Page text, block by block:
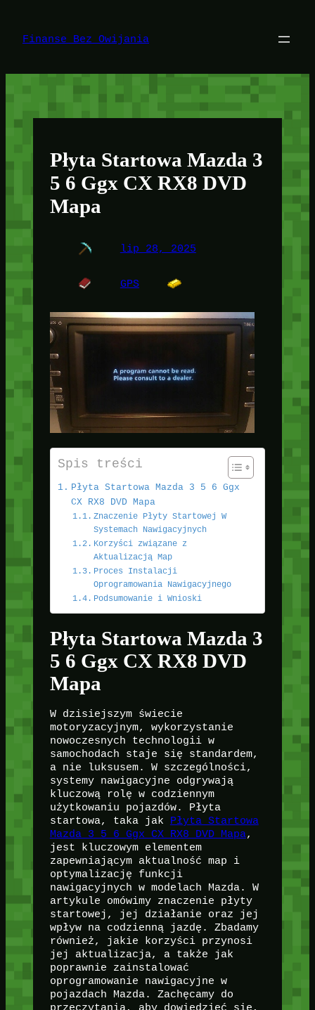
treści
Finanse Bez Owijania
Płyta Startowa Mazda 3
5 6 Ggx CX RX8 DVD
Mapa
lip 28, 2025
GPS
Spis treści
Płyta Startowa Mazda 3 5 6 Ggx
CX RX8 DVD Mapa
Znaczenie Płyty Startowej W
Systemach Nawigacyjnych
Korzyści związane z
Aktualizacją Map
Proces Instalacji
Oprogramowania Nawigacyjnego
Podsumowanie i Wnioski
Płyta Startowa Mazda 3
5 6 Ggx CX RX8 DVD
Mapa
W dzisiejszym świecie
motoryzacyjnym, wykorzystanie
nowoczesnych technologii w
samochodach staje się standardem,
a nie luksusem. W szczególności,
systemy nawigacyjne odgrywają
kluczową rolę w codziennym
użytkowaniu pojazdów. Płyta
startowa, taka jak Płyta Startowa
Mazda 3 5 6 Ggx CX RX8 DVD Mapa,
jest kluczowym elementem
zapewniającym aktualność map i
optymalizację funkcji
nawigacyjnych w modelach Mazda. W
artykule omówimy znaczenie płyty
startowej, jej działanie oraz jej
wpływ na codzienną jazdę. Zbadamy
również, jakie korzyści przynosi
jej aktualizacja, a także jak
poprawnie zainstalować
oprogramowanie nawigacyjne w
pojazdach Mazda. Zachęcamy do